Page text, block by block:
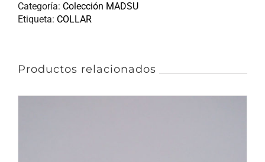
Categoría: Colección MADSU
Etiqueta: COLLAR
Productos relacionados